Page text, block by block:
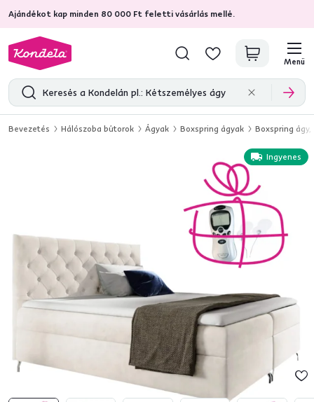
Ajándékot kap minden 80 000 Ft feletti vásárlás mellé.
4,7 31 285 ellenőrzött termékértékelések
Menü
Bevezetés Hálószoba bútorok Ágyak Boxspring ágyak Boxspring
Ingyenes